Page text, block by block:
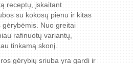
receptų, įskaitant
su kokosų pienu ir kitas
gėrybėmis. Nuo greitai
rafinuotų variantų,
tinkamą skonį.
gėrybių sriuba yra gardi ir